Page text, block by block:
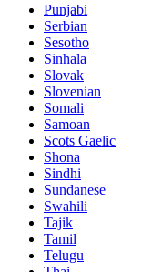
Punjabi
Serbian
Sesotho
Sinhala
Slovak
Slovenian
Somali
Samoan
Scots Gaelic
Shona
Sindhi
Sundanese
Swahili
Tajik
Tamil
Telugu